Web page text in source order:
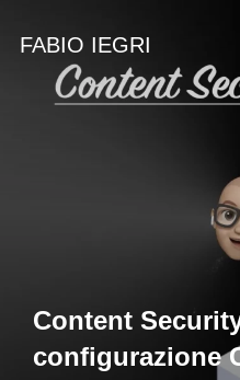
contenuto
FABIO IEGRI
Content
configurazione